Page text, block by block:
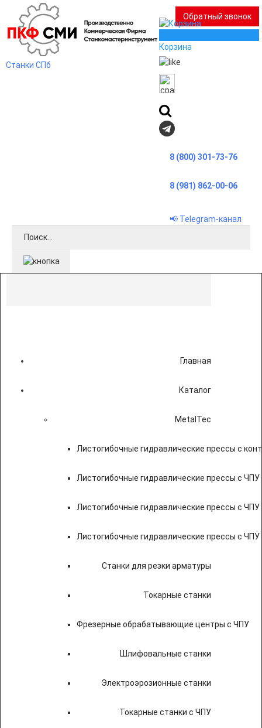
Станки СПб
Обратный звонок
Корзина
8 (800) 301-73-76
8 (981) 862-00-06
📢 Telegram-канал
Главная
Каталог
MetalTec
Листогибочные гидравлические прессы с
Листогибочные гидравлические прессы с
Листогибочные гидравлические прессы с ЧПУ
Листогибочные гидравлические прессы с
Станки для резки арматуры
Токарные станки
Фрезерные обрабатывающие центры с ЧПУ
Шлифовальные станки
Электроэрозионные станки
Токарные станки с ЧПУ